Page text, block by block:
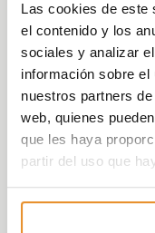
Las cookies de este
el contenido y los
sociales y analizar
información sobre el
nuestros partners
web, quienes
que les haya
partir del uso que
Vía célere,
especializada
gestión de
con la
Promoción
en Célere
innovación, la
compromiso
seguras y
comenzó en